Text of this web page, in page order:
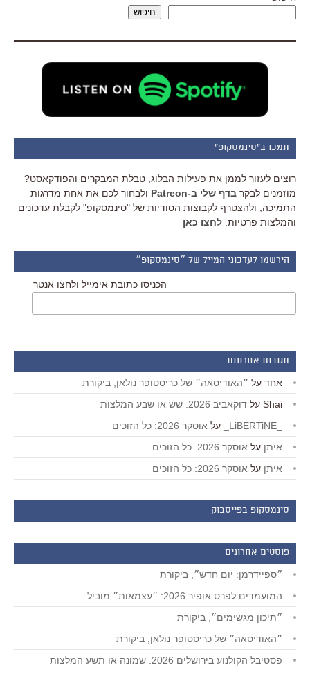
חיפוש
תמכו ב"סינמסקופ"
רוצים לעזור לממן את פעילות הבלוג, טבלת המבקרים והפודקאסט?
מוזמנים לבקר בדף שלי ב-Patreon
ולבחור לכם את אחת מדרגות
התמיכה, ולהצטרף לקבוצות הסודיות של "סינמסקופ" לקבלת עדכונים
והמלצות פרטיות. לחצו כאן
הירשמו לעדכוני המייל של ״סינמסקופ״
הכניסו כתובת אימייל ולחצו אנטר
תגובות אחרונות
אחד על ״האודיסאה״ של כריסטופר נולאן, ביקורת
Shai על דוקאביב 2026: שש או שבע המלצות
על אוסקר 2026: כל הזוכים
איתן על אוסקר 2026: כל הזוכים
איתן על אוסקר 2026: כל הזוכים
סינמסקופ בפייסבוק
פוסטים אחרונים
״ספיידרמן: יום חדש״, ביקורת
המועמדים לפרס אופיר 2026: ״עצמאות״ מוביל
״תיכון מגשימים״, ביקורת
״האודיסאה״ של כריסטופר נולאן, ביקורת
פסטיבל הקולנוע בירושלים 2026: שמונה או תשע המלצות